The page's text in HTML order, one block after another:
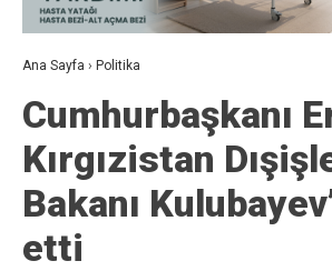
Ana Sayfa › Politika
Cumhurbaşkanı
Kırgızistan
Bakanı
etti